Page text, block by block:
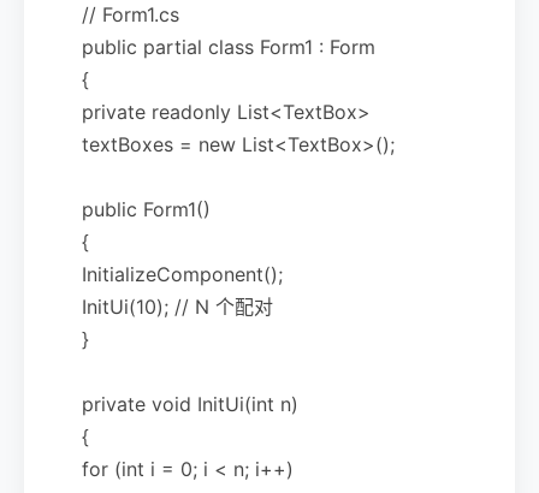
// Form1.cs
public partial class Form1 : Form
{
private readonly List<TextBox>
textBoxes = new List<TextBox>();
public Form1()
{
InitializeComponent();
InitUi(10); // N 个配对
}
private void InitUi(int n)
{
for (int i = 0; i < n; i++)